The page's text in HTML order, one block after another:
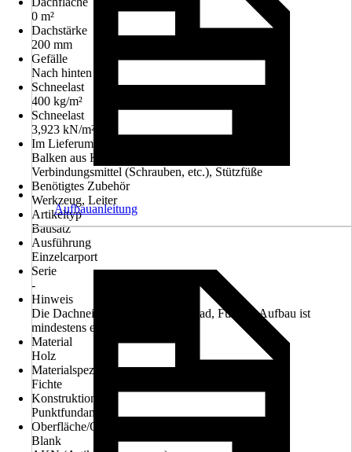
0 m²
Dachstärke
200 mm
Gefälle
Nach hinten
Schneelast
400 kg/m²
Schneelast
3,923 kN/m²
Im Lieferumfang enthalten
Balken aus Konstruktionsvollholz, Aufbauplan,
Verbindungsmittel (Schrauben, etc.), Stützfüße
Benötigtes Zubehör
Werkzeug, Leiter
Artikeltyp
Bausatz
Ausführung
Einzelcarport
Serie
-
Hinweis
Die Dachneigung beträgt ca. 5 Grad, Für den Aufbau ist
mindestens ein Helfer notwendig.
Material
Holz
Materialspezifizierung
Fichte
Konstruktion
Punktfundament
Oberfläche/Oberflächenbehandlung
Blank
Aufbauanleitung